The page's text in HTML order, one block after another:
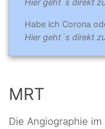
Habe ich Corona
Hier geht´s direkt
MRT
Die Angiographie